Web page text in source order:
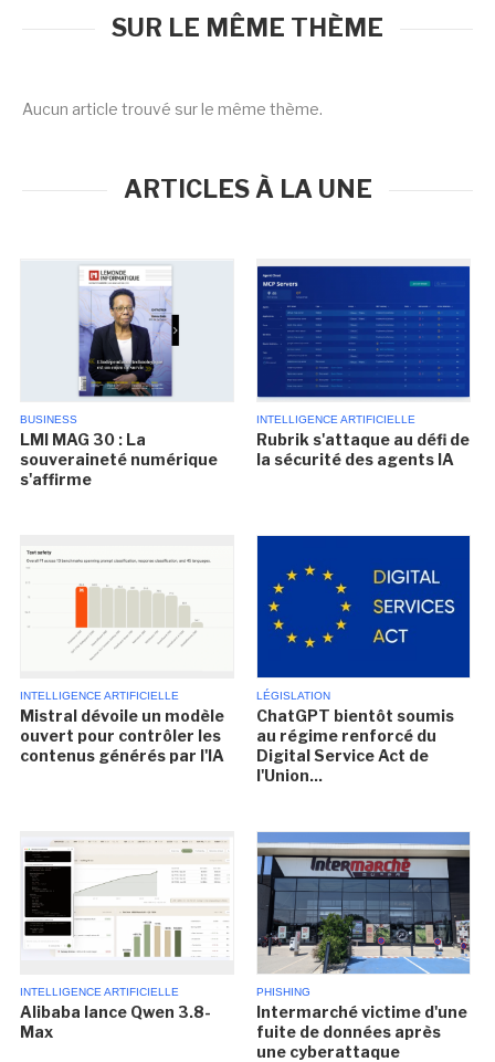
SUR LE MÊME THÈME
Aucun article trouvé sur le même thème.
ARTICLES À LA UNE
BUSINESS
LMI MAG 30 : La
souveraineté numérique
s'affirme
INTELLIGENCE ARTIFICIELLE
Rubrik s'attaque au défi de
la sécurité des agents IA
INTELLIGENCE ARTIFICIELLE
Mistral dévoile un modèle
ouvert pour contrôler les
contenus générés par l'IA
LÉGISLATION
ChatGPT bientôt soumis
au régime renforcé du
Digital Service Act de
l'Union...
INTELLIGENCE ARTIFICIELLE
Alibaba lance Qwen 3.8-
Max
PHISHING
Intermarché victime d'une
fuite de données après
une cyberattaque